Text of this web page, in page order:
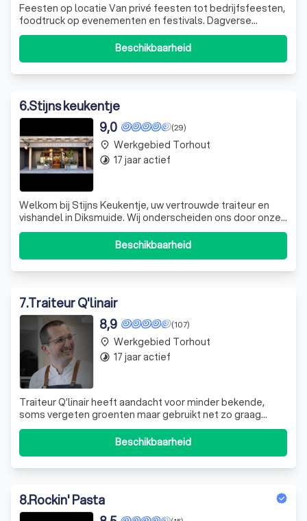
Feesten op locatie Van privé feesten tot bedrijfsfeesten,
foodtruck op evenementen en festivals. Dagverse
producten.
Beschikbaarheid
6.Stijns keukentje
(29)
9,0
Welkom bij Stijns Keukentje, uw vertrouwde traiteur en
vishandel in Diksmuide. Wij onderscheiden ons door onze
passie voor kwaliteit en versheid. Onze gerechten worden
met de grootste zorg bereid met kwaliteitsproducten,
zonder toevoeging van bewaarmiddelen, kleurstoffen of
Beschikbaarheid
place Werkgebied Torhout
timelapse 17 jaar actief
7.Traiteur Q'linair
(107)
8,9
Traiteur Q’linair heeft aandacht voor minder bekende,
soms vergeten groenten maar gebruikt net zo graag
superfoods. Trouwe leveranciers staan garant voor de
beste seizoensproducten van topkwaliteit. In onze
eethoek lunch je in recordtempo (15-20 minuten) of geniet
Beschikbaarheid
place Werkgebied Torhout
timelapse 17 jaar actief
8.Rockin' Pasta